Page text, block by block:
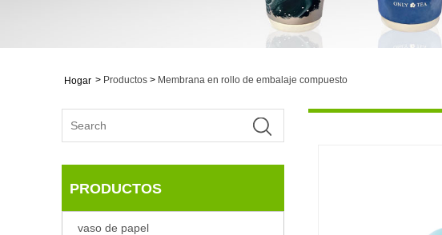
Hogar > Productos > Membrana en rollo de embalaje compuesto
PRODUCTOS
vaso de papel